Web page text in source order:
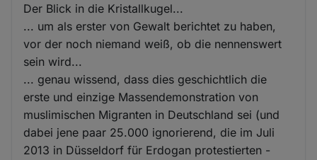
Der Blick in die Kristallkugel...
... um als erster von Gewalt berichtet zu haben,
vor der noch niemand weiß, ob die nennenswert
sein wird...
... genau wissend, dass dies geschichtlich die
erste und einzige Massendemonstration von
muslimischen Migranten in Deutschland sei (und
dabei jene paar 25.000 ignorierend, die im Juli
2013 in Düsseldorf für Erdogan protestierten -